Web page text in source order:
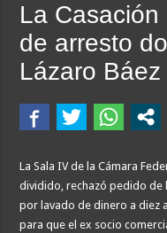
La
de arresto
Lázaro Báez
La Sala IV de la Cámara
dividido, rechazó pedido de
por lavado de dinero a diez
para que el ex socio